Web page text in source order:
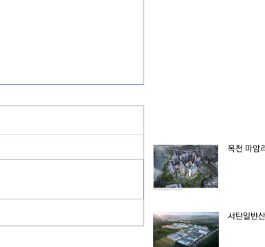
옥천 마암
서탄일반